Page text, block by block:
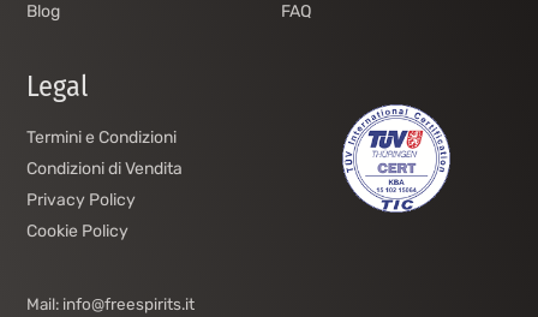
Blog
FAQ
Legal
Termini e Condizioni
Condizioni di Vendita
Privacy Policy
Cookie Policy
Mail: info@freespirits.it